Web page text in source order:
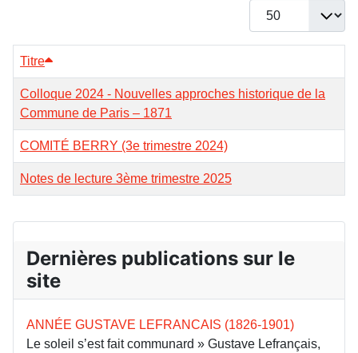
Afficher #
Titre
Colloque 2024 - Nouvelles approches historique de la
Commune de Paris – 1871
COMITÉ BERRY (3e trimestre 2024)
Notes de lecture 3ème trimestre 2025
Dernières publications sur le
site
ANNÉE GUSTAVE LEFRANCAIS (1826-1901)
Le soleil s’est fait communard » Gustave Lefrançais,